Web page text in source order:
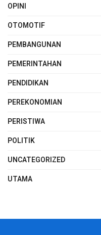
OPINI
OTOMOTIF
PEMBANGUNAN
PEMERINTAHAN
PENDIDIKAN
PEREKONOMIAN
PERISTIWA
POLITIK
UNCATEGORIZED
UTAMA